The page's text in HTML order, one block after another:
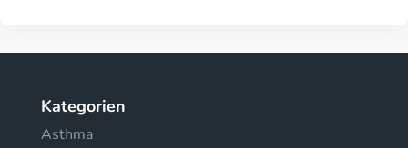
Kategorien
Asthma